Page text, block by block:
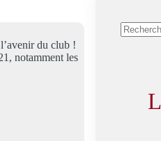
du club !
notamment les